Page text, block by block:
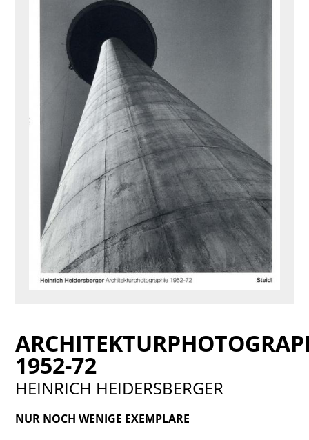
1952-72
HEINRICH HEIDERSBERGER
NUR NOCH WENIGE EXEMPLARE